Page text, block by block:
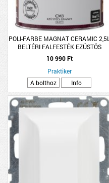
POLI-FARBE MAGNAT CERAMIC 2,5L
BELTÉRI FALFESTÉK EZÜSTÖS
GRÁNIT CM3
10 990 Ft
Praktiker
A bolthoz
Info